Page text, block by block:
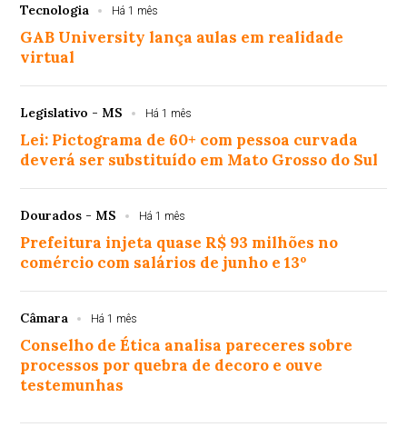
Tecnologia Há 1 mês
GAB University lança aulas em realidade
virtual
Legislativo - MS Há 1 mês
Lei: Pictograma de 60+ com pessoa curvada
deverá ser substituído em Mato Grosso do Sul
Dourados - MS Há 1 mês
Prefeitura injeta quase R$ 93 milhões no
comércio com salários de junho e 13º
Câmara Há 1 mês
Conselho de Ética analisa pareceres sobre
processos por quebra de decoro e ouve
testemunhas